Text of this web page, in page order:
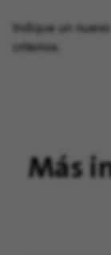
Indique un
criterios.
Más